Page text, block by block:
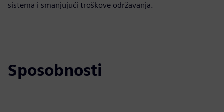
sistema i smanjujući troškove održavanja.
Sposobnosti